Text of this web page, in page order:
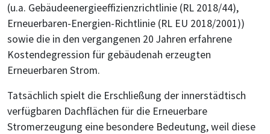
(u.a. Gebäudeenergieeffizienzrichtlinie (RL 2018/44),
Erneuerbaren-Energien-Richtlinie (RL EU 2018/2001))
sowie die in den vergangenen 20 Jahren erfahrene
Kostendegression für gebäudenah erzeugten
Erneuerbaren Strom.
Tatsächlich spielt die Erschließung der innerstädtisch
verfügbaren Dachflächen für die Erneuerbare
Stromerzeugung eine besondere Bedeutung, weil diese